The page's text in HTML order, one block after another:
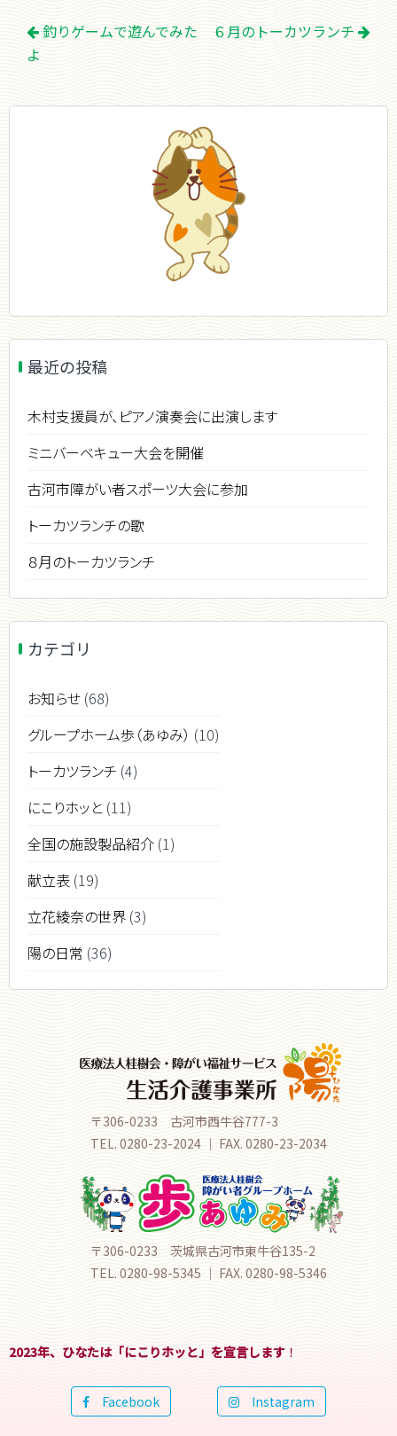
投
稿
ビ
釣りゲームで遊んでみた
よ
６月のトーカツランチ
最近の投稿
木村支援員が、ピアノ演奏会に出演します
ミニバーベキュー大会を開催
古河市障がい者スポーツ大会に参加
トーカツランチの歌
８月のトーカツランチ
カテゴリ
お知らせ (68)
グループホーム歩（あゆみ） (10)
トーカツランチ (4)
にこりホッと (11)
全国の施設製品紹介 (1)
献立表 (19)
立花綾奈の世界 (3)
陽の日常 (36)
〒306-0233 古河市西牛谷777-3
TEL. 0280-23-2024 ｜ FAX. 0280-23-2034
〒306-0233 茨城県古河市東牛谷135-2
TEL. 0280-98-5345 ｜ FAX. 0280-98-5346
2023年、ひなたは「にこりホッと」を宣言します ！
Facebook Instagram